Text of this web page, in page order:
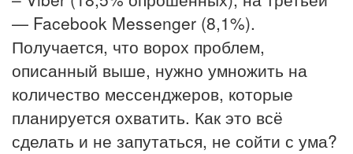
— Facebook Messenger (8,1%).
Получается, что ворох проблем,
описанный выше, нужно умножить на
количество мессенджеров, которые
планируется охватить. Как это всё
сделать и не запутаться, не сойти с ума?